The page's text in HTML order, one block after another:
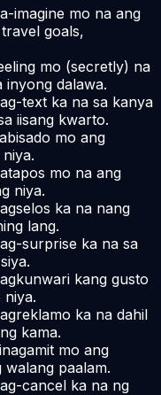
imagine mo na ang
goals,
mo (secretly) na
inyong dalawa.
text ka na sa kanya
iisang kwarto.
mo ang
mo na ang
niya.
ka na nang
lang.
surprise ka na sa
kang gusto
niya.
ka na dahil
kama.
mo ang
paalam.
cancel ka na ng